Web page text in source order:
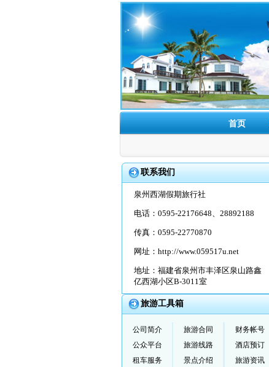
首页
联系我们
泉州西湖假期旅行社
电话：0595-22176648、28892188
传真：0595-22770870
网址： http://www.059517u.net
地址：福建省泉州市丰泽区泉山路鑫
亿西湖小区B-3011室
旅游工具箱
公司简介 旅游合同
财务帐号
公众平台
旅游线路
酒店预订
租车服务
景点介绍 旅游资讯